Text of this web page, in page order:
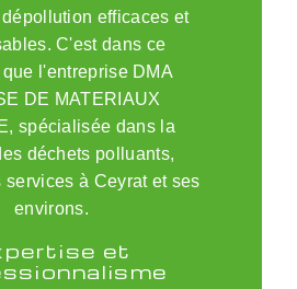
efficaces et
C'est dans ce
l'entreprise DMA
DE MATERIAUX
spécialisée dans la
déchets polluants,
services à Ceyrat et ses
environs.
et